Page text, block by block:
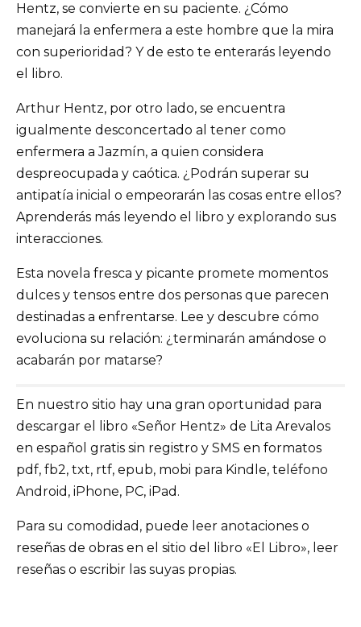
Hentz, se convierte en su paciente. ¿Cómo
manejará la enfermera a este hombre que la mira
con superioridad? Y de esto te enterarás leyendo
el libro.
Arthur Hentz, por otro lado, se encuentra
igualmente desconcertado al tener como
enfermera a Jazmín, a quien considera
despreocupada y caótica. ¿Podrán superar su
antipatía inicial o empeorarán las cosas entre ellos?
Aprenderás más leyendo el libro y explorando sus
interacciones.
Esta novela fresca y picante promete momentos
dulces y tensos entre dos personas que parecen
destinadas a enfrentarse. Lee y descubre cómo
evoluciona su relación: ¿terminarán amándose o
acabarán por matarse?
En nuestro sitio hay una gran oportunidad para
descargar el libro «Señor Hentz» de Lita Arevalos
en español gratis sin registro y SMS en formatos
pdf, fb2, txt, rtf, epub, mobi para Kindle, teléfono
Android, iPhone, PC, iPad.
Para su comodidad, puede leer anotaciones o
reseñas de obras en el sitio del libro «El Libro», leer
reseñas o escribir las suyas propias.